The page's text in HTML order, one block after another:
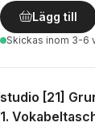
Lägg till
Skickas inom 3-6
studio [21]
1.